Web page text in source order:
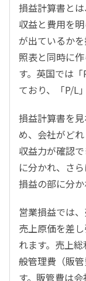
損益計算書と
収益と費用を
が出ているか
照表と同時に
す。英国では
ており、「P/L
損益計算書を
め、会社がど
収益力が確認
に分かれ、さ
損益の部に分か
営業損益では
売上原価を差
れます。売上
般管理費（販
す。販管費は